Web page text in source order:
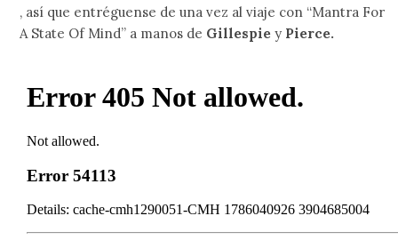
, así que entréguense de una vez al viaje con “Mantra For
A State Of Mind” a manos de Gillespie y Pierce.